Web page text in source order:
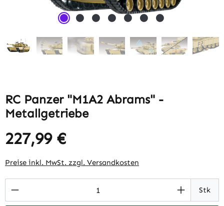
RC Panzer "M1A2 Abrams" -
Metallgetriebe
Regulärer Preis:
227,99 €
Preise inkl. MwSt. zzgl. Versandkosten
Produkt Anzahl: Gib den gewünschtenStk